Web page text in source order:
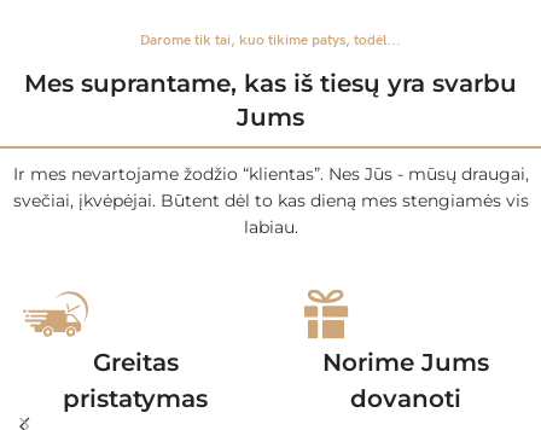
Darome tik tai, kuo tikime patys, todėl...
Mes suprantame, kas iš tiesų yra svarbu
Jums
Ir mes nevartojame žodžio “klientas”. Nes Jūs - mūsų draugai,
svečiai, įkvėpėjai. Būtent dėl to kas dieną mes stengiamės vis
labiau.
Greitas
pristatymas
Norime Jums
dovanoti